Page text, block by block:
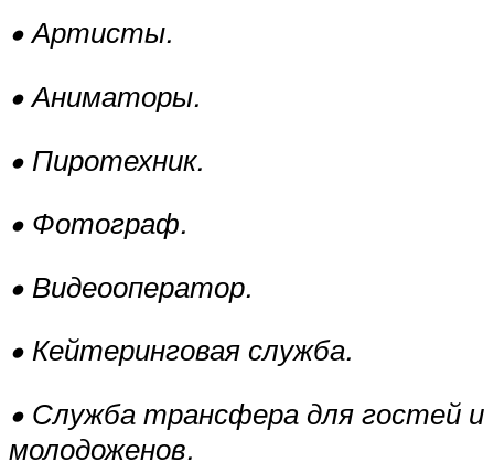
• Артисты.
• Аниматоры.
• Пиротехник.
• Фотограф.
• Видеооператор.
• Кейтеринговая служба.
• Служба трансфера для гостей и
молодоженов.